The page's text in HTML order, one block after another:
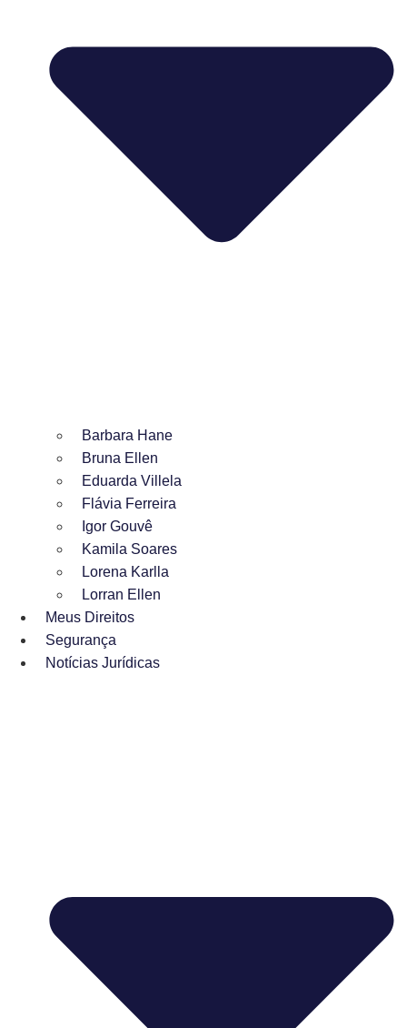
Barbara Hane
Bruna Ellen
Eduarda Villela
Flávia Ferreira
Igor Gouvê
Kamila Soares
Lorena Karlla
Lorran Ellen
Meus Direitos
Segurança
Notícias Jurídicas